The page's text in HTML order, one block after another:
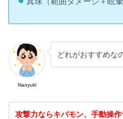
Naoyuki
どれがおすすめな
攻撃力ならキバモン、手動操